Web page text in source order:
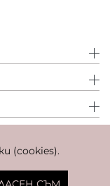
(cookies).
BGN